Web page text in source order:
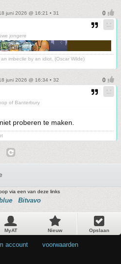
juni 2026 @ 16:21 • 31
jongere
imbecile by an idiot. (Oscar Wilde)
juni 2026 @ 16:34 • 32
of Banterbury
proberen te maken.
via een van deze links
Bitvavo
MyAT Nieuw Opslaan
account voorwaarden